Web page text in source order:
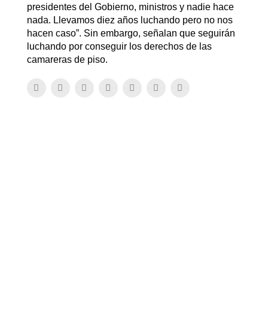
presidentes del Gobierno, ministros y nadie hace
nada. Llevamos diez años luchando pero no nos
hacen caso”. Sin embargo, señalan que seguirán
luchando por conseguir los derechos de las
camareras de piso.